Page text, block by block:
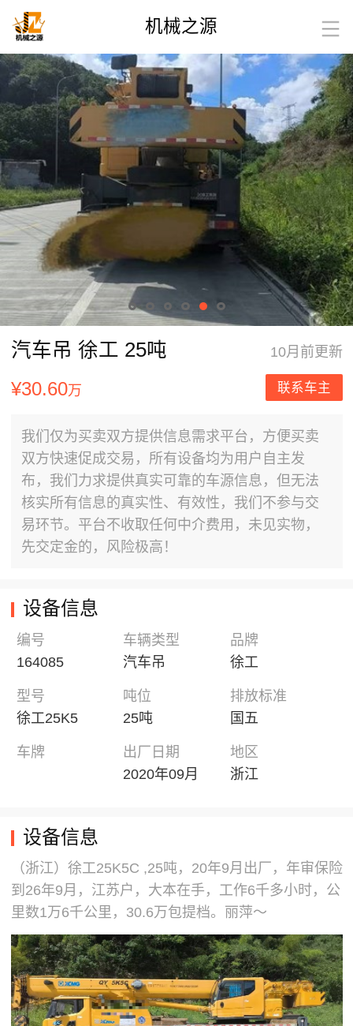
机械之源
汽车吊 徐工 25吨 10月前更新
¥30.60万 联系车主
我们仅为买卖双方提供信息需求平台，方便买卖
双方快速促成交易，所有设备均为用户自主发
布，我们力求提供真实可靠的车源信息，但无法
核实所有信息的真实性、有效性，我们不参与交
易环节。平台不收取任何中介费用，未见实物，
先交定金的，风险极高！
设备信息
编号
164085
车辆类型
汽车吊
品牌
徐工
型号
徐工25K5
吨位
25吨
排放标准
国五
车牌
出厂日期
2020年09月
地区
浙江
设备信息
（浙江）徐工25K5C ,25吨，20年9月出厂，年审保险
到26年9月，江苏户，大本在手，工作6千多小时，公
里数1万6千公里，30.6万包提档。丽萍～